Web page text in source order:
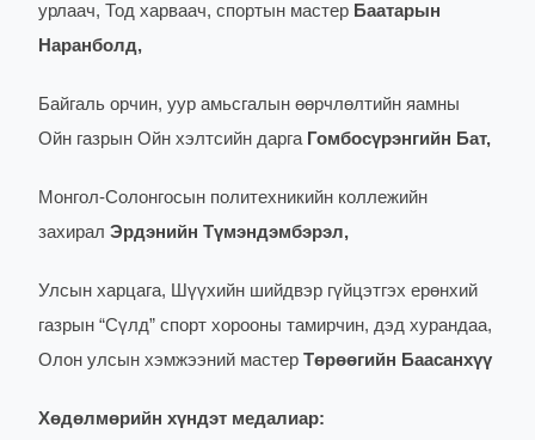
урлаач, Тод харваач, спортын мастер Баатарын
Наранболд,
Байгаль орчин, уур амьсгалын өөрчлөлтийн яамны
Ойн газрын Ойн хэлтсийн дарга Гомбосүрэнгийн Бат,
Монгол-Солонгосын политехникийн коллежийн
захирал Эрдэнийн Түмэндэмбэрэл,
Улсын харцага, Шүүхийн шийдвэр гүйцэтгэх ерөнхий
газрын “Сүлд” спорт хорооны тамирчин, дэд хурандаа,
Олон улсын хэмжээний мастер Төрөөгийн Баасанхүү
Хөдөлмөрийн хүндэт медалиар: